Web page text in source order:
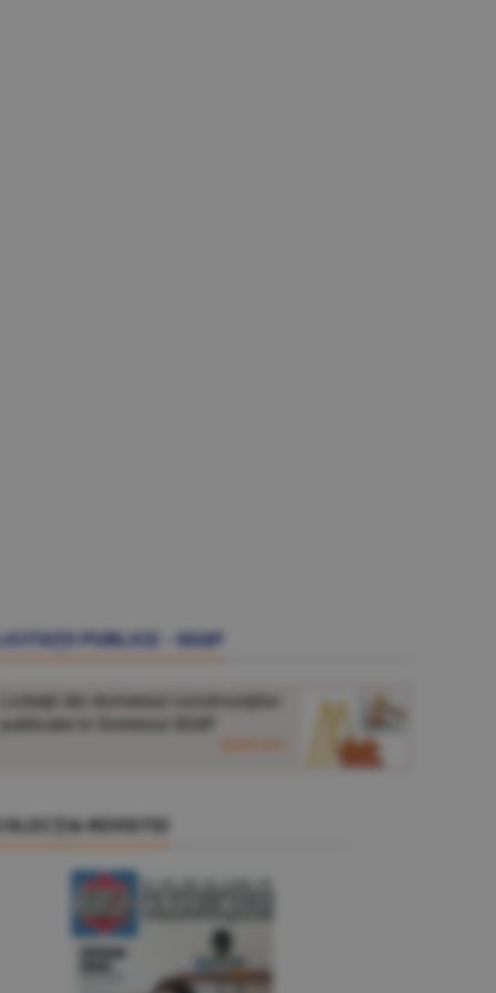
PUBLICE - SEAP
Licitaţii din domeniul construcţiilor
publicate în Sistemul SEAP.
REVISTEI